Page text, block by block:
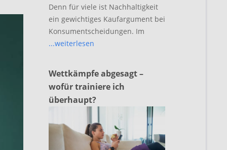
Denn für viele ist Nachhaltigkeit
ein gewichtiges Kaufargument bei
Konsumentscheidungen. Im
...weiterlesen
Wettkämpfe abgesagt –
wofür trainiere ich
überhaupt?